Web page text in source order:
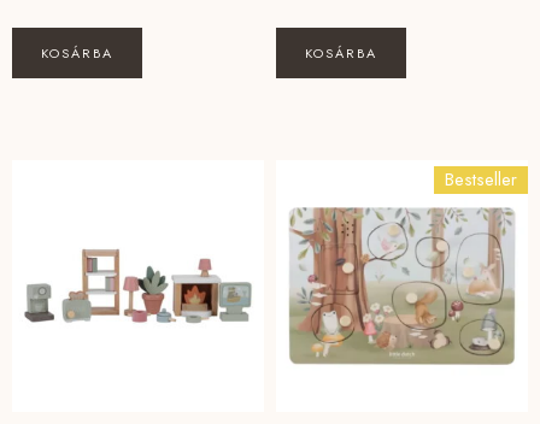
KOSÁRBA KOSÁRBA
Bestseller